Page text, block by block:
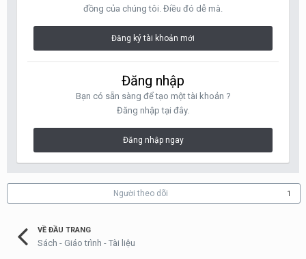
đồng của chúng tôi. Điều đó dễ mà.
Đăng ký tài khoản mới
Đăng nhập
Bạn có sẵn sàng để tạo một tài khoản ?
Đăng nhập tại đây.
Đăng nhập ngay
Người theo dõi 1
VỀ ĐẦU TRANG
Sách - Giáo trình - Tài liệu